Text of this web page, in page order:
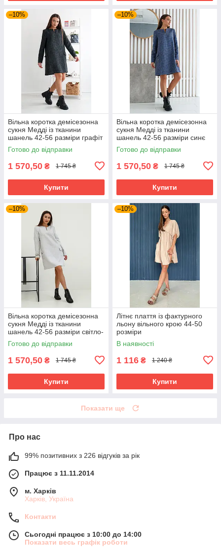
–10%
Вільна коротка демісезонна
сукня Медді із тканини
шанель 42-56 разміри графіт
Готово до відправки
1 570,50 ₴ 1 745 ₴
Купити
–10%
Вільна коротка демісезонна
сукня Медді із тканини
шанель 42-56 разміри синє
Готово до відправки
1 570,50 ₴ 1 745 ₴
Купити
–10%
Вільна коротка демісезонна
сукня Медді із тканини
шанель 42-56 разміри світло-
сіра
Готово до відправки
1 570,50 ₴ 1 745 ₴
Купити
–10%
Літнє плаття із фактурного
льону вільного крою 44-50
розміри
В наявності
1 116 ₴ 1 240 ₴
Купити
Показати ще
Про нас
99% позитивних з 226 відгуків за рік
Працює з 11.11.2014
м. Харків
Харків, Україна
Контакти
Сьогодні працює з 10:00 до 14:00
Показати весь графік роботи